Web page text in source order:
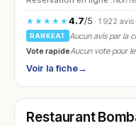
★★★★★4.7/5· 1 922 avis
RANKEAT
Aucun avis par la
Vote rapideAucun vote pour
Voir la fiche→
N° 14
Restaurant